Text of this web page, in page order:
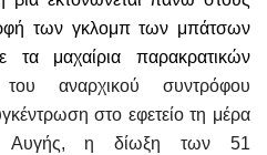
των γκλομπ των μπάτσων
μαχαίρια παρακρατικών
αναρχικού
συντρόφου
στο εφετείο τη μέρα
Αυγής, η δίωξη των 51